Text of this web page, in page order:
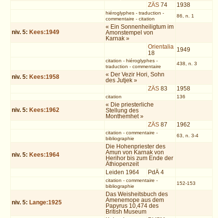
ZÄS 74 1938
hiéroglyphes- traduction -
commentaire - citation
86, n. 1
niv. 5: Kees:1949
« Ein Sonnenheiligtum im
Amonstempel von
Karnak »
Orientalia
18
1949
citation - hiéroglyphes-
traduction - commentaire
438, n. 3
niv. 5: Kees:1958
« Der Vezir Hori, Sohn
des Jutjek »
ZÄS 83 1958
citation 136
niv. 5: Kees:1962
« Die priesterliche
Stellung des
Monthemhet »
ZÄS 87 1962
citation - commentaire -
bibliographie
63, n. 3-4
niv. 5: Kees:1964
Die Hohenpriester des
Amun von Karnak von
Herihor bis zum Ende der
Äthiopenzeit
Leiden 1964
PdÄ 4
citation - commentaire -
bibliographie
152-153
niv. 5: Lange:1925
Das Weisheitsbuch des
Amenemope aus dem
Papyrus 10,474 des
British Museum